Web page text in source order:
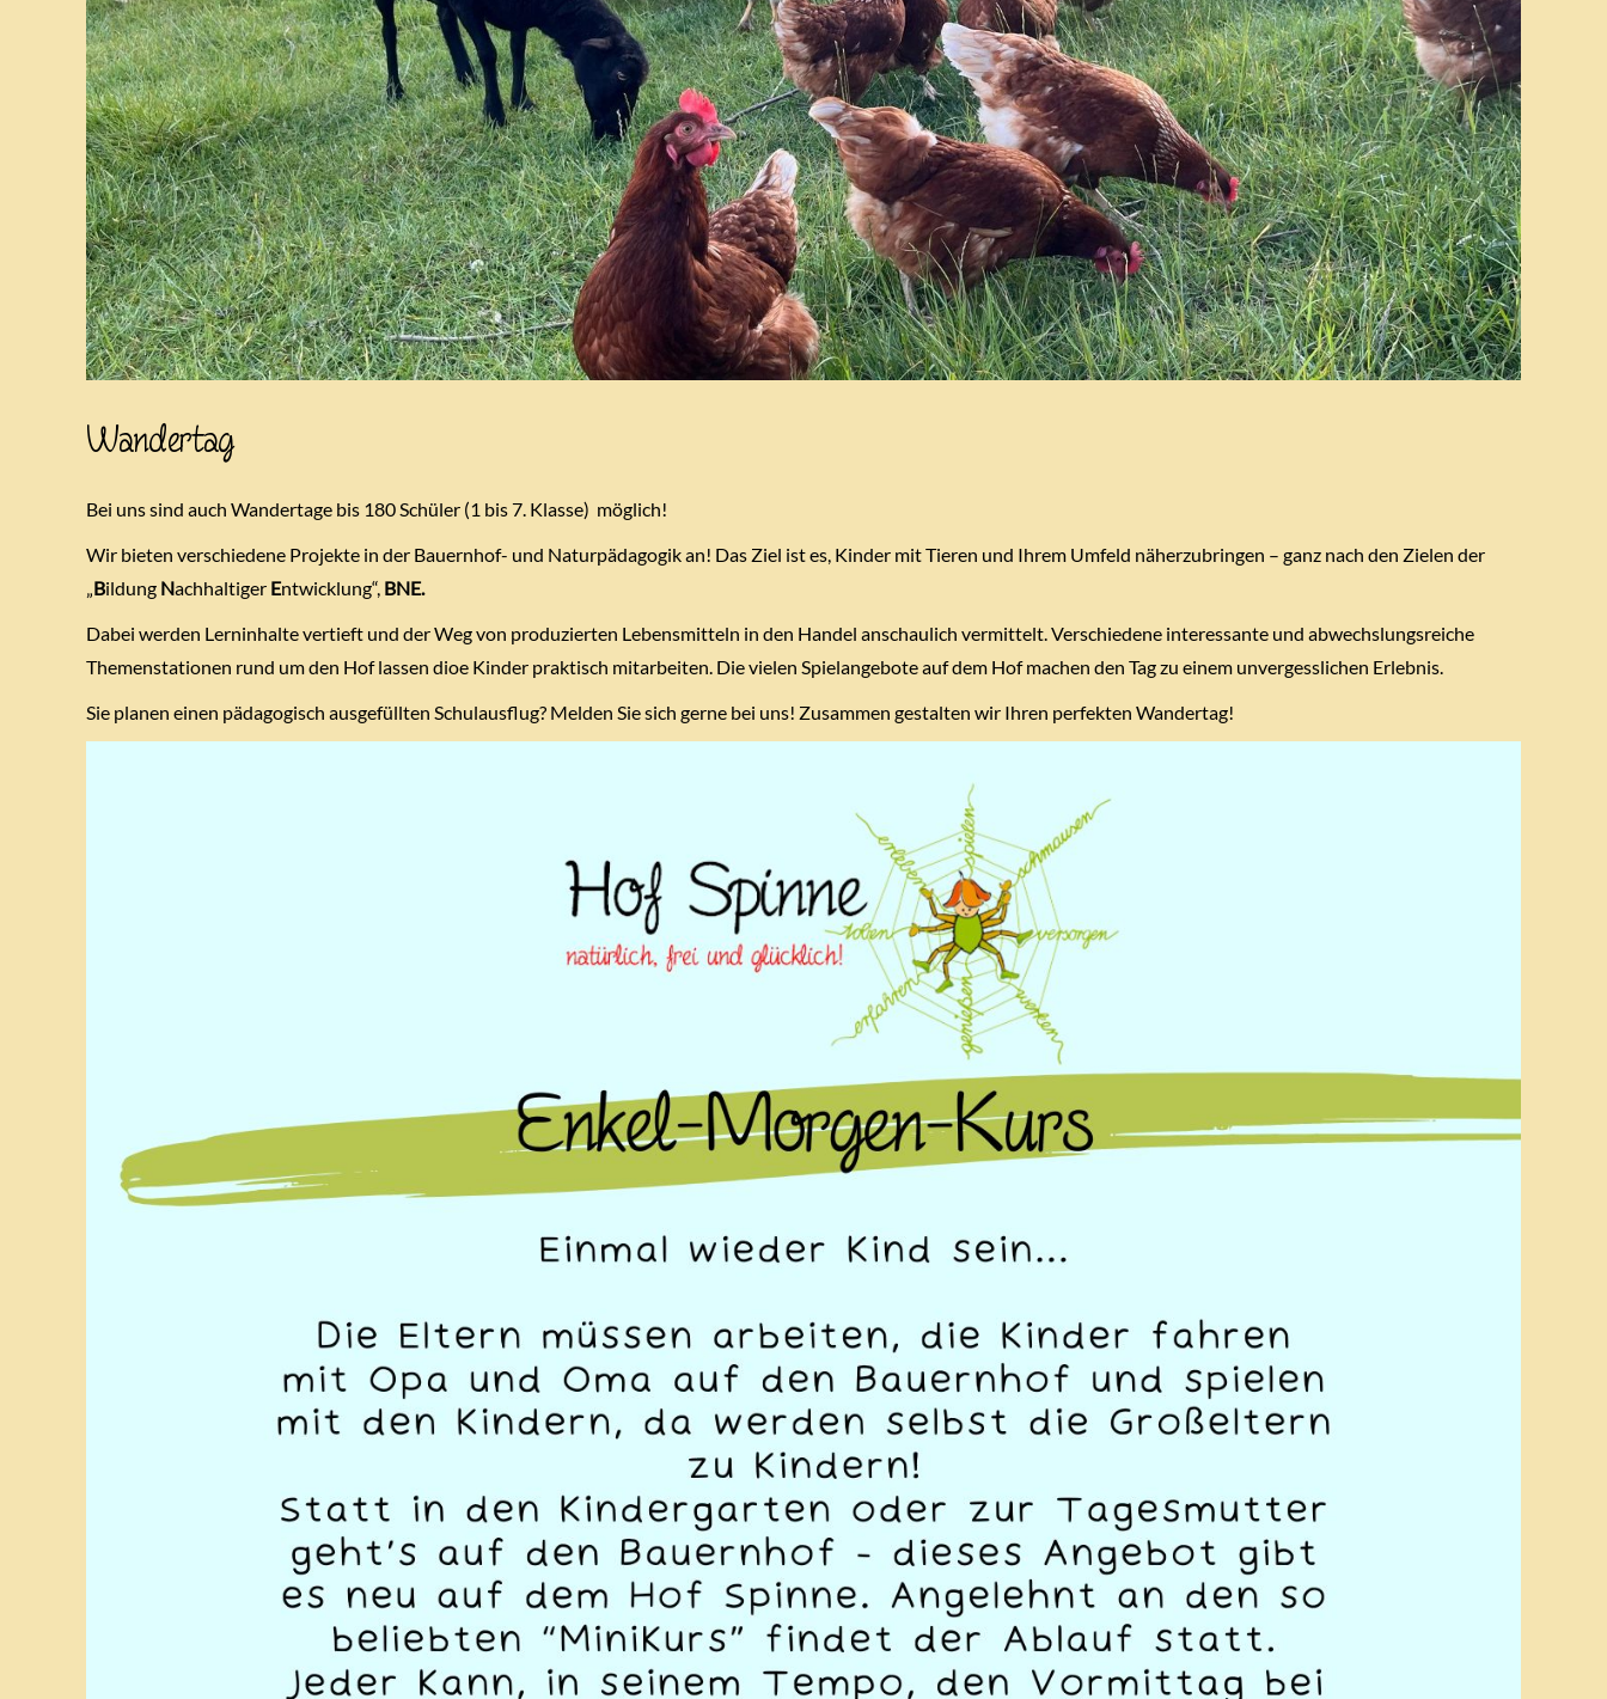
Wandertag
Bei uns sind auch Wandertage bis 180 Schüler (1 bis 7. Klasse) möglich!
Wir bieten verschiedene Projekte in der Bauernhof- und Naturpädagogik an! Das Ziel ist es, Kinder mit Tieren und Ihrem Umfeld näherzubringen – ganz nach den Zielen der
„Bildung Nachhaltiger Entwicklung“, BNE.
Dabei werden Lerninhalte vertieft und der Weg von produzierten Lebensmitteln in den Handel anschaulich vermittelt. Verschiedene interessante und abwechslungsreiche
Themenstationen rund um den Hof lassen dioe Kinder praktisch mitarbeiten. Die vielen Spielangebote auf dem Hof machen den Tag zu einem unvergesslichen Erlebnis.
Sie planen einen pädagogisch ausgefüllten Schulausflug? Melden Sie sich gerne bei uns! Zusammen gestalten wir Ihren perfekten Wandertag!